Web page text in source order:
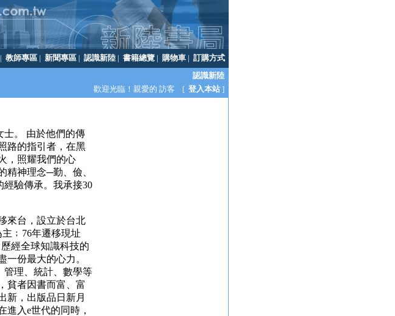
能貨到付款
| 教師專區 | 新聞專區 | 認識新陸 | 書籍總覽 | 購物車 | 訂購方式
認識新陸
歡迎光臨！親愛的 訪客 [ 登入本站 ]
。 由於他們的傳
路的指引者，在黑
，照耀我們的心
精神理念─勤、儉、
驗傳承。我承接30
來台，設立於台北
﹔76年遷移現址
經全球知識科技的
一份最大的心力。
管理、統計、數學等
貧者因書而富、富
新，出版品日新月
入e世代的同時，